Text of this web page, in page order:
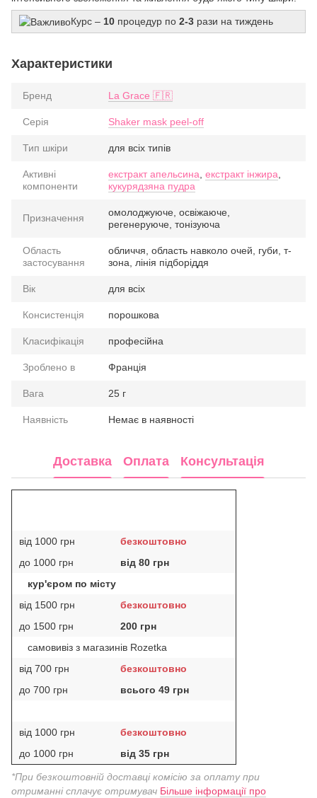
Курс – 10 процедур по 2-3 рази на тиждень
Характеристики
Бренд La Grace 🇫🇷
Серія Shaker mask peel-off
Тип шкіри для всіх типів
Активні
компоненти
екстракт апельсина, екстракт інжира,
кукурядзяна пудра
Призначення
омолоджуюче, освіжаюче,
регенеруюче, тонізуюча
Область
застосування
обличчя, область навколо очей, губи, т-
зона, лінія підборіддя
Вік для всіх
Консистенція порошкова
Класифікація професійна
Зроблено в Франція
Вага 25 г
Наявність Немає в наявності
Доставка Оплата Консультація
від 1000 грн
безкоштовно
до 1000 грн
від 80 грн
кур'єром по місту
від 1500 грн
безкоштовно
до 1500 грн
200 грн
самовивіз з магазинів Rozetka
від 700 грн
безкоштовно
до 700 грн
всього 49 грн
від 1000 грн
безкоштовно
до 1000 грн
від 35 грн
*При безкоштовній доставці комісію за оплату при
отриманні сплачує отримувач Більше інформації про